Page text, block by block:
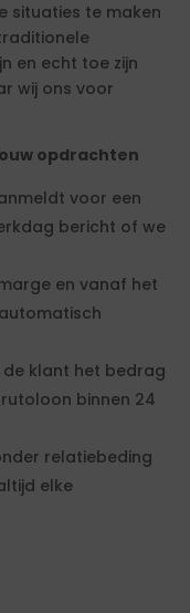
situaties te maken
en echt toe zijn
wij ons voor
opdrachten
voor een
bericht of we
en vanaf het
klant het bedrag
binnen 24
relatiebeding
elke